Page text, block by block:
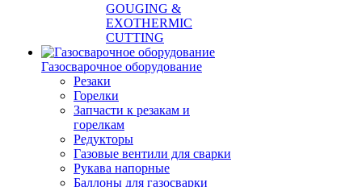
GOUGING &
EXOTHERMIC
CUTTING
Газосварочное оборудование
Резаки
Горелки
Запчасти к резакам и
горелкам
Редукторы
Газовые вентили для сварки
Рукава напорные
Баллоны для газосварки